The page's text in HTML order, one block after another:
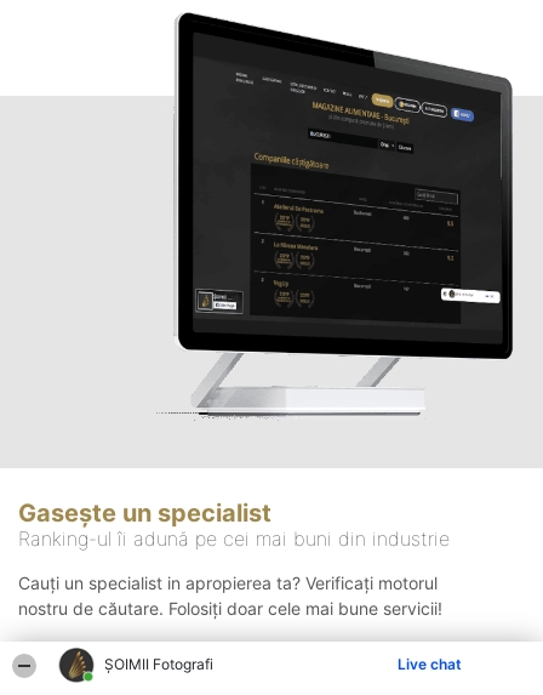
ȘOIMII Fotografi Live chat
Gasește un specialist
Ranking-ul îi adună pe cei mai buni din industrie
Cauți un specialist in apropierea ta? Verificați motorul
nostru de căutare. Folosiți doar cele mai bune servicii!